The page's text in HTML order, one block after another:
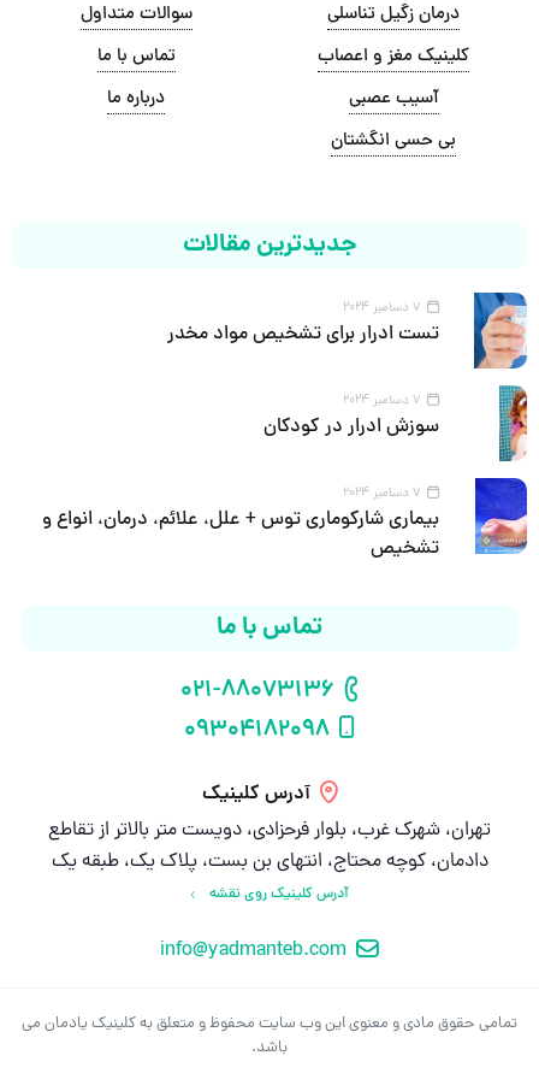
درمان زگیل تناسلی
کلینیک مغز و اعصاب
آسیب عصبی
بی حسی انگشتان
سوالات متداول
تماس با ما
درباره ما
جدیدترین مقالات
7 دسامبر 2024
تست ادرار برای تشخیص مواد مخدر
7 دسامبر 2024
سوزش ادرار در کودکان
7 دسامبر 2024
بیماری شارکوماری توس + علل، علائم، درمان، انواع و
تشخیص
تماس با ما
شماره تلفن
021-88073136
شماره موبایل
09304182098
آدرس کلینیک
تهران، شهرک غرب، بلوار فرحزادی، دویست متر بالاتر از تقاطع
دادمان، کوچه محتاج، انتهای بن بست، پلاک یک، طبقه یک
آدرس کلینیک روی نقشه
ایمیلinfo@yadmanteb.com
تمامی حقوق مادی و معنوی این وب سایت محفوظ و متعلق به کلینیک یادمان می
باشد.